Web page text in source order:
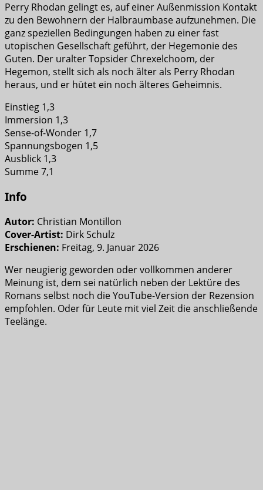
Perry Rhodan gelingt es, auf einer Außenmission Kontakt
zu den Bewohnern der Halbraumbase aufzunehmen. Die
ganz speziellen Bedingungen haben zu einer fast
utopischen Gesellschaft geführt, der Hegemonie des
Guten. Der uralter Topsider Chrexelchoom, der
Hegemon, stellt sich als noch älter als Perry Rhodan
heraus, und er hütet ein noch älteres Geheimnis.
Einstieg 1,3
Immersion 1,3
Sense-of-Wonder 1,7
Spannungsbogen 1,5
Ausblick 1,3
Summe 7,1
Info
Autor: Christian Montillon
Cover-Artist: Dirk Schulz
Erschienen: Freitag, 9. Januar 2026
Wer neugierig geworden oder vollkommen anderer
Meinung ist, dem sei natürlich neben der Lektüre des
Romans selbst noch die YouTube-Version der Rezension
empfohlen. Oder für Leute mit viel Zeit die anschließende
Teelänge.